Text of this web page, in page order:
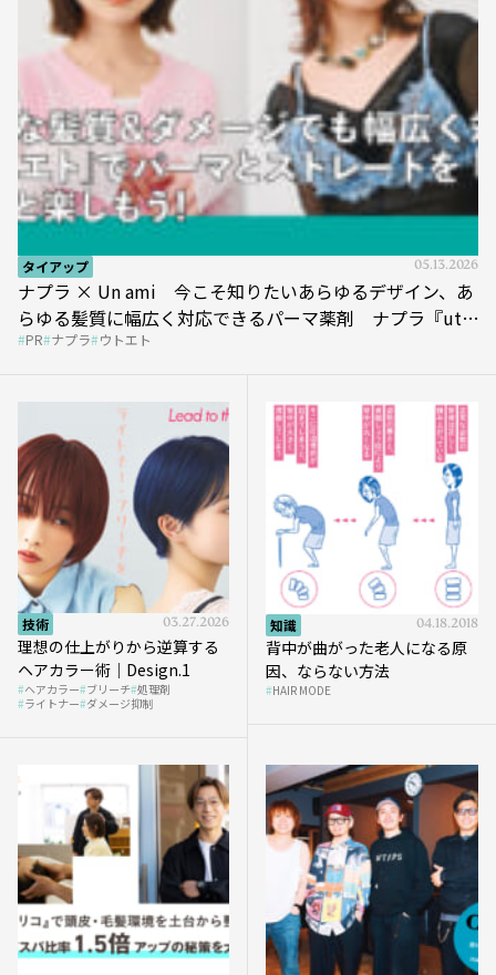
タイアップ 05.13.2026
ナプラ × Un ami 今こそ知りたいあらゆるデザイン、あ
らゆる髪質に幅広く対応できるパーマ薬剤 ナプラ『ut-
et』
PR ナプラ ウトエト
技術 03.27.2026
理想の仕上がりから逆算する
ヘアカラー術｜Design.1
ヘアカラー ブリーチ 処理剤
ライトナー ダメージ抑制
知識 04.18.2018
背中が曲がった老人になる原
因、ならない方法
HAIR MODE